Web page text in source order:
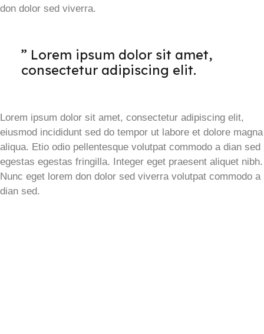
don dolor sed viverra.
” Lorem ipsum dolor sit amet,
consectetur adipiscing elit.
Lorem ipsum dolor sit amet, consectetur adipiscing elit,
eiusmod incididunt sed do tempor ut labore et dolore magna
aliqua. Etio odio pellentesque volutpat commodo a dian sed
egestas egestas fringilla. Integer eget praesent aliquet nibh.
Nunc eget lorem don dolor sed viverra volutpat commodo a
dian sed.